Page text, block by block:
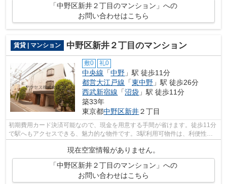
「中野区新井２丁目のマンション」への
お問い合わせはこちら
賃貸 | マンション 中野区新井２丁目のマンション
敷0 礼0
中央線 「中野 」駅 徒歩11分
都営大江戸線 「東中野 」駅 徒歩26分
西武新宿線 「沼袋 」駅 徒歩11分
築33年
東京都中野区新井２丁目
初期費用カード決済可能なので、現金を用意する手間が省けます。徒歩11分
で駅へもアクセスできる、魅力的な物件です。3駅利用可物件は、利便性が
高くニーズのある物件です。アクセスで...
現在空室情報がありません。
「中野区新井２丁目のマンション」への
お問い合わせはこちら